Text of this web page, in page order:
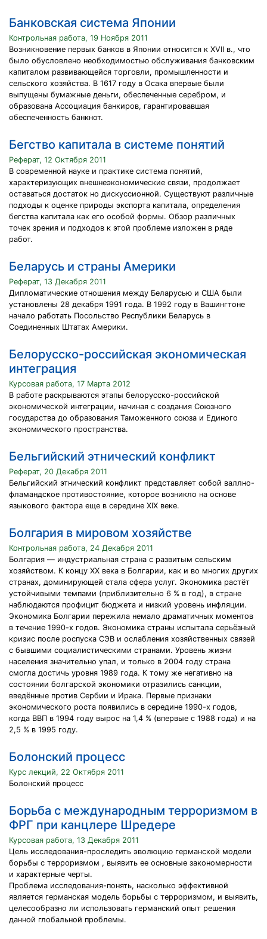
Банковская система Японии
Контрольная работа, 19 Ноября 2011
Возникновение первых банков в Японии относится к XVII в., что
было обусловлено необходимостью обслуживания банковским
капиталом развивающейся торговли, промышленности и
сельского хозяйства. В 1617 году в Осака впервые были
выпущены бумажные деньги, обеспеченные серебром, и
образована Ассоциация банкиров, гарантировавшая
обеспеченность банкнот.
Бегство капитала в системе понятий
Реферат, 12 Октября 2011
В современной науке и практике система понятий,
характеризующих внешнеэкономические связи, продолжает
оставаться достаток но дискуссионной. Существуют различные
подходы к оценке природы экспорта капитала, определения
бегства капитала как его особой формы. Обзор различных
точек зрения и подходов к этой проблеме изложен в ряде
работ.
Беларусь и страны Америки
Реферат, 13 Декабря 2011
Дипломатические отношения между Беларусью и США были
установлены 28 декабря 1991 года. В 1992 году в Вашингтоне
начало работать Посольство Республики Беларусь в
Соединенных Штатах Америки.
Белорусско-российская экономическая
интеграция
Курсовая работа, 17 Марта 2012
В работе раскрываются этапы белорусско-российской
экономической интеграции, начиная с создания Союзного
государства до образования Таможенного союза и Единого
экономического пространства.
Бельгийский этнический конфликт
Реферат, 20 Декабря 2011
Бельгийский этнический конфликт представляет собой валлно-
фламандское противостояние, которое возникло на основе
языкового фактора еще в середине XIX веке.
Болгария в мировом хозяйстве
Контрольная работа, 24 Декабря 2011
Болгария — индустриальная страна с развитым сельским
хозяйством. К концу XX века в Болгарии, как и во многих других
странах, доминирующей стала сфера услуг. Экономика растёт
устойчивыми темпами (приблизительно 6 % в год), в стране
наблюдаются профицит бюджета и низкий уровень инфляции.
Экономика Болгарии пережила немало драматичных моментов
в течение 1990-х годов. Экономика страны испытала серьёзный
кризис после роспуска СЭВ и ослабления хозяйственных связей
с бывшими социалистическими странами. Уровень жизни
населения значительно упал, и только в 2004 году страна
смогла достичь уровня 1989 года. К тому же негативно на
состоянии болгарской экономики отразились санкции,
введённые против Сербии и Ирака. Первые признаки
экономического роста появились в середине 1990-х годов,
когда ВВП в 1994 году вырос на 1,4 % (впервые с 1988 года) и на
2,5 % в 1995 году.
Болонский процесс
Курс лекций, 22 Октября 2011
Болонский процесс
Борьба с международным терроризмом в
ФРГ при канцлере Шредере
Курсовая работа, 13 Декабря 2011
Цель исследования-проследить эволюцию германской модели
борьбы с терроризмом , выявить ее основные закономерности
и характерные черты.
Проблема исследования-понять, насколько эффективной
является германская модель борьбы с терроризмом, и выявить,
целесообразно ли использовать германский опыт решения
данной глобальной проблемы.